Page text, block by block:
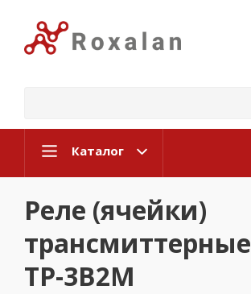
Каталог
Реле (ячейки)
трансмиттерные
ТР-3В2М